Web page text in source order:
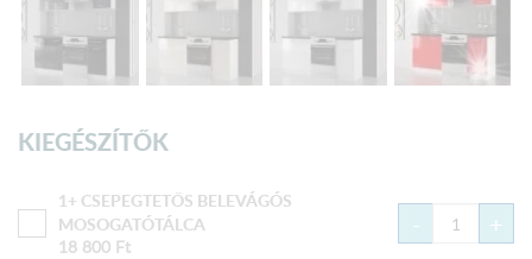
KIEGÉSZÍTŐK
1+ CSEPEGTETŐS BELEVÁGÓS
MOSOGATÓTÁLCA
18 800 Ft
- +